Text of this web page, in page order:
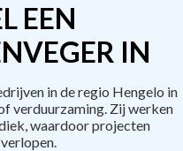
EEN
IN
in de regio Hengelo in
verduurzaming. Zij werken
waardoor projecten